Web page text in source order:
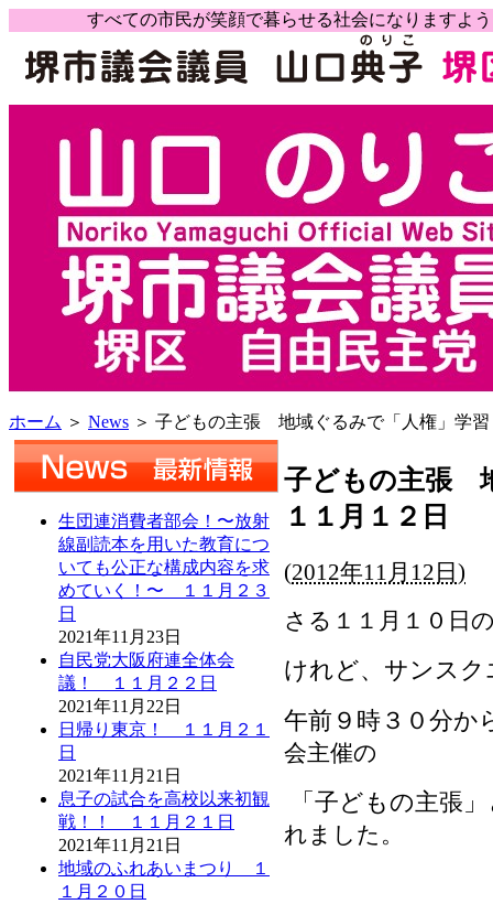
すべての市民が笑顔で暮らせる社会になります
ホーム ＞ News ＞ 子どもの主張 地域ぐるみで「人権」学
生団連消費者部会！〜放射
線副読本を用いた教育につ
いても公正な構成内容を求
めていく！〜 １１月２３
日
2021年11月23日
自民党大阪府連全体会
議！ １１月２２日
2021年11月22日
日帰り東京！ １１月２１
日
2021年11月21日
息子の試合を高校以来初観
戦！！ １１月２１日
2021年11月21日
地域のふれあいまつり １
１月２０日
子どもの主張
１１月１２日
(2012年11月12日)
さる１１月１０日
けれど、サンス
午前９時３０分か
会主催の
「子どもの主張
れました。